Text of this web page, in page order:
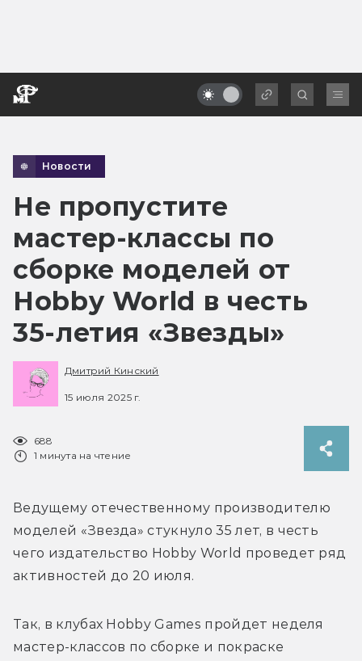
Новости
Не пропустите
мастер-классы по
сборке моделей от
Hobby World в честь
35-летия «Звезды»
Дмитрий Кинский
15 июля 2025 г.
688
1 минута на чтение
Ведущему отечественному производителю
моделей «Звезда» стукнуло 35 лет, в честь
чего издательство Hobby World проведет ряд
активностей до 20 июля.
Так, в клубах Hobby Games пройдет неделя
мастер-классов по сборке и покраске